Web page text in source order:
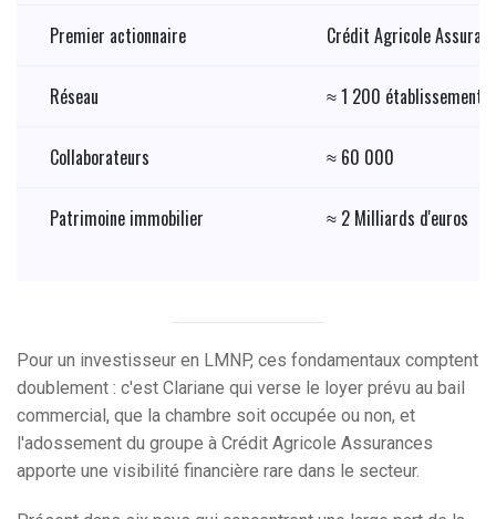
Premier actionnaire Crédit Agricole
Réseau ≈ 1 200
Collaborateurs ≈ 60 000
Patrimoine immobilier ≈ 2 Milliards d'euros
Pour un investisseur en LMNP, ces fondamentaux comptent
doublement : c'est Clariane qui verse le loyer prévu au bail
commercial, que la chambre soit occupée ou non, et
l'adossement du groupe à Crédit Agricole Assurances
apporte une visibilité financière rare dans le secteur.